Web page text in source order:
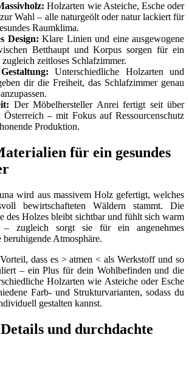
Holzarten wie Asteiche, Esche oder
Wahl – alle naturgeölt oder natur lackiert für
Raumklima.
Design: Klare Linien und eine ausgewogene
Betthaupt und Korpus sorgen für ein
zeitloses Schlafzimmer.
Unterschiedliche Holzarten und
dir die Freiheit, das Schlafzimmer genau
Der Möbelhersteller Anrei fertigt seit über
Österreich – mit Fokus auf Ressourcenschutz
Produktion.
für ein gesundes
wird aus massivem Holz gefertigt, welches
bewirtschafteten Wäldern stammt. Die
des Holzes bleibt sichtbar und fühlt sich warm
zugleich sorgt sie für ein angenehmes
Atmosphäre.
dass es > atmen < als Werkstoff und so
– ein Plus für dein Wohlbefinden und die
Holzarten wie Asteiche oder Esche
Farb- und Strukturvarianten, sodass du
gestalten kannst.
und durchdachte